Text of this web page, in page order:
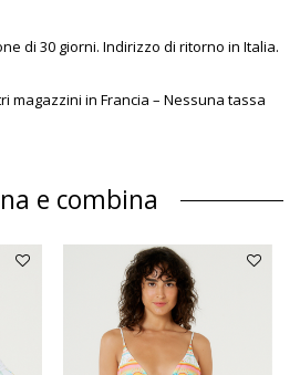
di 30 giorni. Indirizzo di ritorno in Italia.
magazzini in Francia – Nessuna tassa
e combina